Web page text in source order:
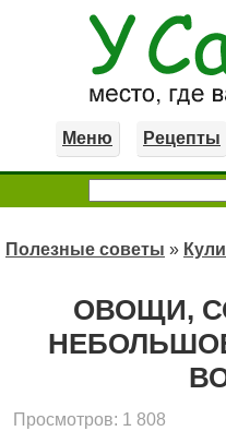
Меню Рецепты
Полезные советы »
ОВОЩИ,
Просмотров: 1 808